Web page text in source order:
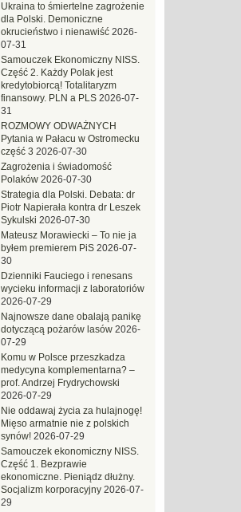
Ukraina to śmiertelne zagrożenie
dla Polski. Demoniczne
okrucieństwo i nienawiść 2026-
07-31
Samouczek Ekonomiczny NISS.
Część 2. Każdy Polak jest
kredytobiorcą! Totalitaryzm
finansowy. PLN a PLS 2026-07-
31
ROZMOWY ODWAŻNYCH
Pytania w Pałacu w Ostromecku
część 3 2026-07-30
Zagrożenia i świadomość
Polaków 2026-07-30
Strategia dla Polski. Debata: dr
Piotr Napierała kontra dr Leszek
Sykulski 2026-07-30
Mateusz Morawiecki – To nie ja
byłem premierem PiS 2026-07-
30
Dzienniki Fauciego i renesans
wycieku informacji z laboratoriów
2026-07-29
Najnowsze dane obalają panikę
dotyczącą pożarów lasów 2026-
07-29
Komu w Polsce przeszkadza
medycyna komplementarna? –
prof. Andrzej Frydrychowski
2026-07-29
Nie oddawaj życia za hulajnogę!
Mięso armatnie nie z polskich
synów! 2026-07-29
Samouczek ekonomiczny NISS.
Część 1. Bezprawie
ekonomiczne. Pieniądz dłużny.
Socjalizm korporacyjny 2026-07-
29